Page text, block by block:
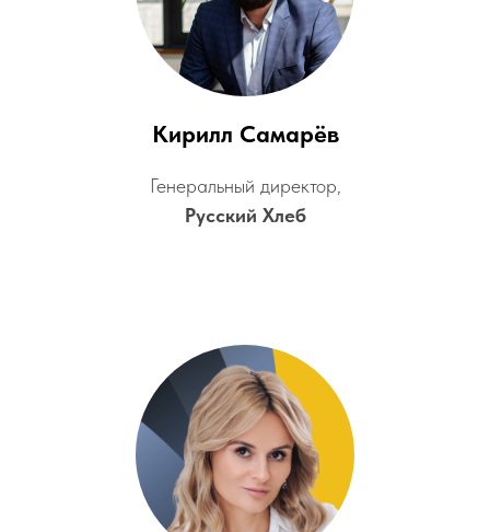
Кирилл Самарёв
Генеральный директор,
Русский Хлеб